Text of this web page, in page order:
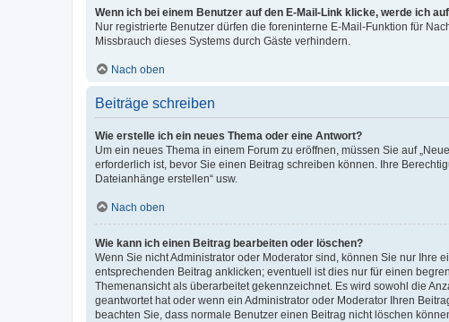
Wenn ich bei einem Benutzer auf den E-Mail-Link klicke, werde ich
Nur registrierte Benutzer dürfen die foreninterne E-Mail-Funktion für
Missbrauch dieses Systems durch Gäste verhindern.
Nach oben
Beiträge schreiben
Wie erstelle ich ein neues Thema oder eine Antwort?
Um ein neues Thema in einem Forum zu eröffnen, müssen Sie auf
erforderlich ist, bevor Sie einen Beitrag schreiben können. Ihre
Dateianhänge erstellen“ usw.
Nach oben
Wie kann ich einen Beitrag bearbeiten oder löschen?
Wenn Sie nicht Administrator oder Moderator sind, können Sie nur Ihre
entsprechenden Beitrag anklicken; eventuell ist dies nur für einen
Themenansicht als überarbeitet gekennzeichnet. Es wird sowohl die
geantwortet hat oder wenn ein Administrator oder Moderator Ihren
beachten Sie, dass normale Benutzer einen Beitrag nicht löschen